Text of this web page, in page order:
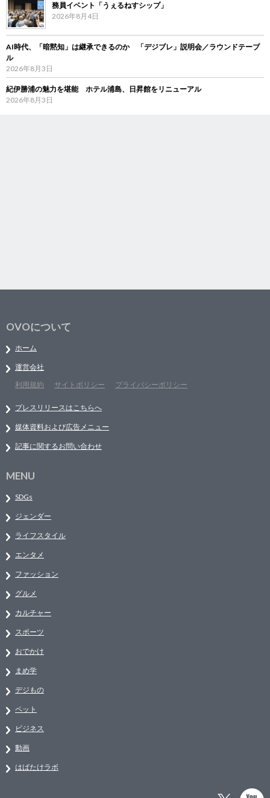
務員イベント「うぇるねすシップ」
2026年8月4日
AI時代、「暗黙知」は継承できるのか 「デジブレ」説明会／ラウンドテーブ
ル
2026年8月3日
紀伊勝浦の魅力を堪能 ホテル浦島、日昇館をリニューアル
2026年8月3日
OVOについて
ホーム
運営会社
利用規約
サイトポリシー プライバシーポリシー
プレスリリースはこちらへ
媒体資料および広告メニュー
記事に関するお問い合わせ
MENU
SDGs
ジェンダー
ライフスタイル
エンタメ
ファッション
グルメ
カルチャー
スポーツ
おでかけ
まめ学
デジもの
ペット
ビジネス
動画
はばたけラボ